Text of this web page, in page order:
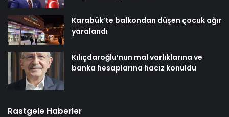
Karabük’te balkondan düşen çocuk ağır
yaralandı
Kılıçdaroğlu’nun mal varlıklarına ve
banka hesaplarına haciz konuldu
Rastgele Haberler